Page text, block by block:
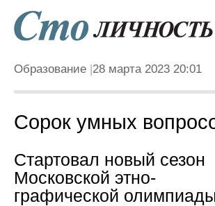
Образование 28 марта 2023 20:01
Сорок умных
Стартовал новый сезон
Московской этно­
графической